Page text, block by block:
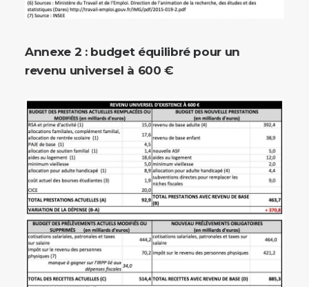
Annexe 2 : budget équilibré pour un
revenu universel à 600 €